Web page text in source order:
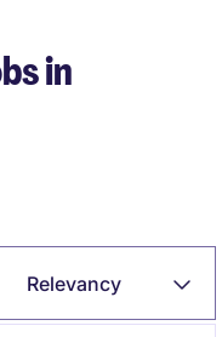
in
Relevancy